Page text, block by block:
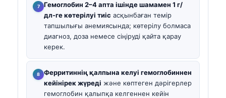
Гемоглобин 2–4 апта ішінде шамамен 1 г/
дл-ге көтерілуі тиіс асқынбаған темір
тапшылығы анемиясында; көтерілу болмаса
диагноз, доза немесе сіңіруді қайта қарау
керек.
Ферритиннің қалпына келуі гемоглобиннен
кейінірек жүреді және көптеген дәрігерлер
гемоглобин қалыпқа келгеннен кейін